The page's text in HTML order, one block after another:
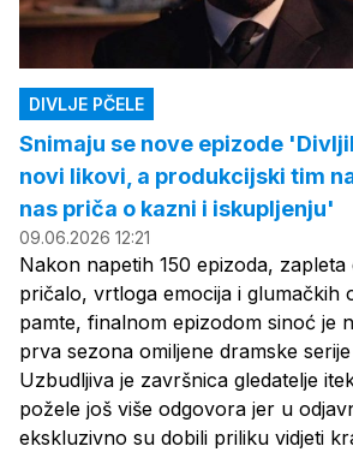
DIVLJE PČELE
Snimaju se nove epizode
novi likovi, a produkcijski tim
nas priča o kazni i iskupljenju'
09.06.2026 12:21
Nakon napetih 150 epizoda, zapleta
pričalo, vrtloga emocija i glumačkih
pamte, finalnom epizodom sinoć je
prva sezona omiljene dramske
Uzbudljiva je završnica gledatelje
požele još više odgovora jer u
ekskluzivno su dobili priliku vidjeti